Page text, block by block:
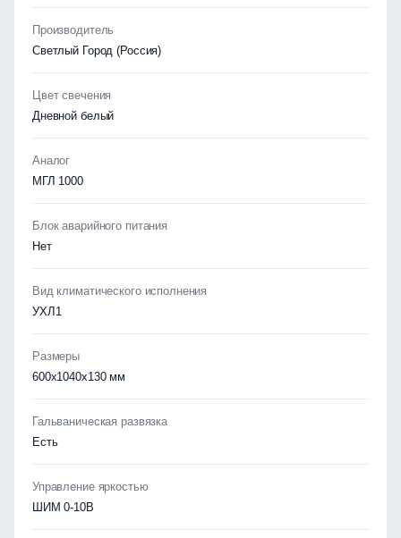
Производитель
Светлый Город (Россия)
Цвет свечения
Дневной белый
Аналог
МГЛ 1000
Блок аварийного питания
Нет
Вид климатического исполнения
УХЛ1
Размеры
600х1040х130 мм
Гальваническая развязка
Есть
Управление яркостью
ШИМ 0-10В